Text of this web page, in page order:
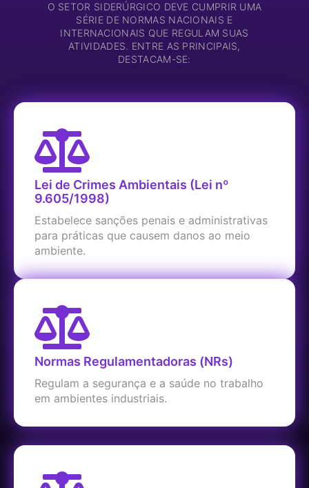
O SETOR SIDERÚRGICO DEVE CUMPRIR UMA
SÉRIE DE NORMAS NACIONAIS E
INTERNACIONAIS QUE REGULAM SUAS
ATIVIDADES. ENTRE AS PRINCIPAIS,
DESTACAM-SE:
Lei de Crimes Ambientais (Lei nº
9.605/1998)
Estabelece sanções penais e administrativas
para práticas que causem danos ao meio
ambiente.
Normas Regulamentadoras (NRs)
Regulam a segurança e a saúde no trabalho
em ambientes industriais.